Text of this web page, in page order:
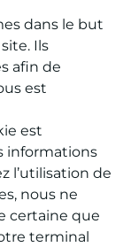
dans le but
Ils
afin de
est
est
informations
l’utilisation de
nous ne
certaine que
terminal